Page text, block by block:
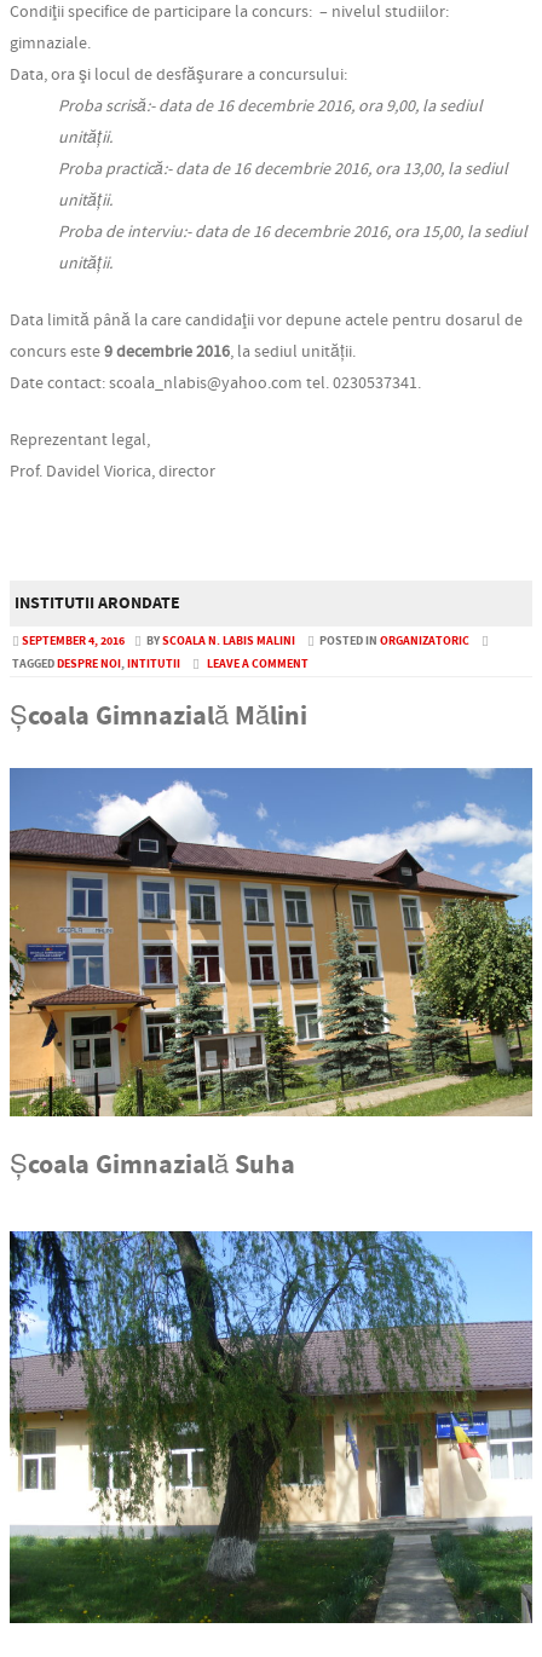
Condiţii specifice de participare la concurs: – nivelul studiilor:
gimnaziale.
Data, ora şi locul de desfăşurare a concursului:
Proba scrisă:- data de 16 decembrie 2016, ora 9,00, la sediul
unității.
Proba practică:- data de 16 decembrie 2016, ora 13,00, la sediul
unității.
Proba de interviu:- data de 16 decembrie 2016, ora 15,00, la sediul
unității.
Data limită până la care candidaţii vor depune actele pentru dosarul de
concurs este9 decembrie 2016, la sediul unității.
Date contact:scoala_nlabis@yahoo.com tel. 0230537341.
Reprezentant legal,
Prof. Davidel Viorica, director
INSTITUTII ARONDATE
SEPTEMBER 4, 2016 BYSCOALA N. LABIS MALINI POSTED IN ORGANIZATORIC
TAGGEDDESPRE NOI,INTITUTII LEAVE A COMMENT
Școala Gimnazială Mălini
Școala Gimnazială Suha